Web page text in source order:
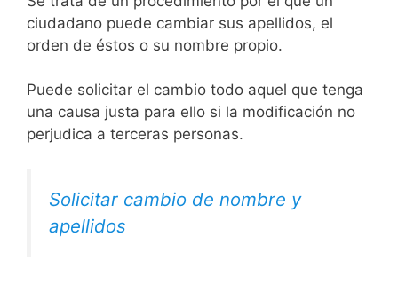
ciudadano puede cambiar sus apellidos, el
orden de éstos o su nombre propio.
Puede solicitar el cambio todo aquel que tenga
una causa justa para ello si la modificación no
perjudica a terceras personas.
Solicitar cambio de nombre y
apellidos